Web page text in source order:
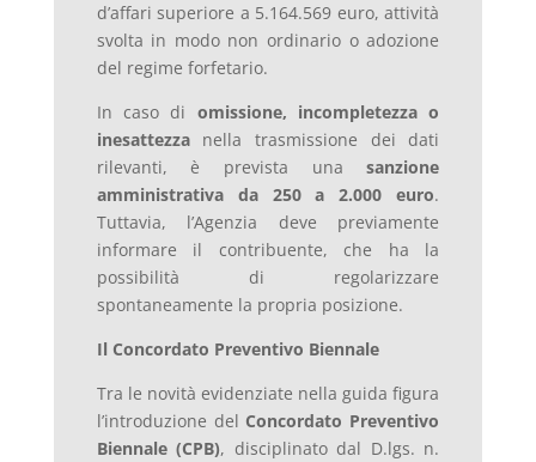
d’affari superiore a 5.164.569 euro, attività
svolta in modo non ordinario o adozione
del regime forfetario.
In caso di omissione, incompletezza o
inesattezzanella trasmissione dei dati
rilevanti, è prevista unasanzione
amministrativa da 250 a 2.000 euro.
Tuttavia, l’Agenzia deve previamente
informare il contribuente, che ha la
possibilità di regolarizzare
spontaneamente la propria posizione.
Il Concordato Preventivo Biennale
Tra le novità evidenziate nella guida figura
l’introduzione del Concordato Preventivo
Biennale (CPB), disciplinato dal D.lgs. n.